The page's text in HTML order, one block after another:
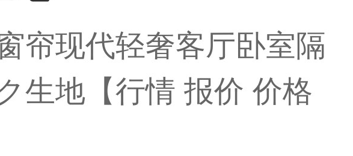
帘现代轻奢客厅卧室隔
生地【行情 报价 价格